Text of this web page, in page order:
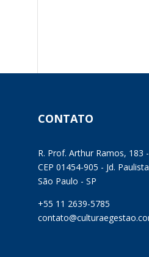
CONTATO
R. Prof. Arthur Ramos, 183
CEP 01454-905 - Jd.
São Paulo - SP
+55 11 2639-5785